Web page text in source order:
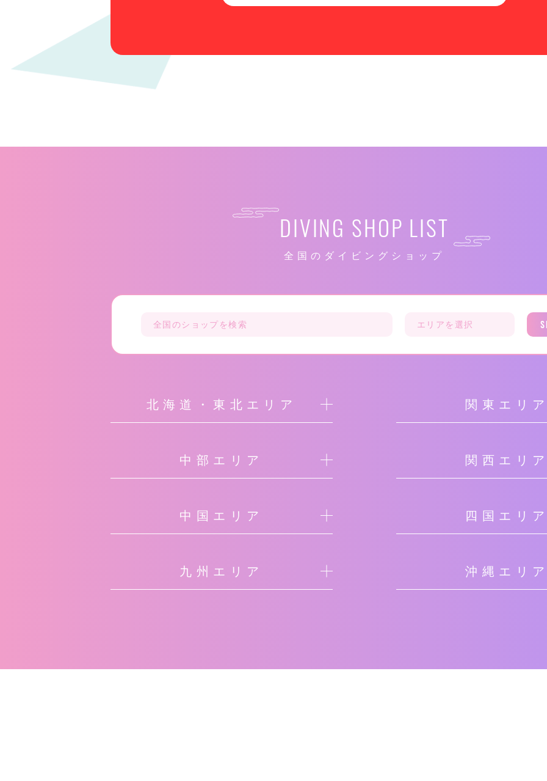
DIVING SHOP LIST
全国のダイビングショップ
北海道・東北エリア 関東エリ
中部エリア 関西エリ
中国エリア 四国エリ
九州エリア 沖縄エリ